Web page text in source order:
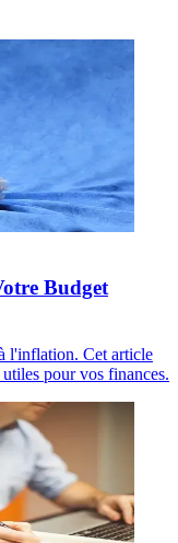
Budget
l'inflation. Cet article
pour vos finances.